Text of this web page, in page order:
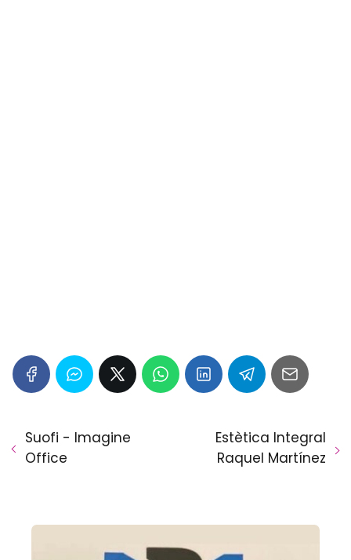
Suofi - Imagine
Office
Estètica Integral
Raquel Martínez